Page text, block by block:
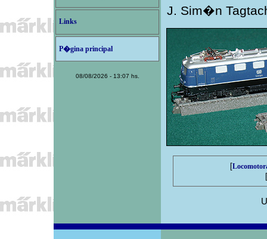
Links
P�gina principal
08/08/2026 - 13:07 hs.
J. Sim�n
[
[